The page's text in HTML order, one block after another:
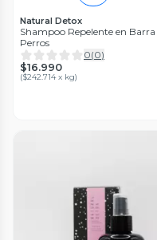
Natural Detox
Shampoo Repelente en Barra
Perros
0(0)
$16.990
($242.714 x kg)